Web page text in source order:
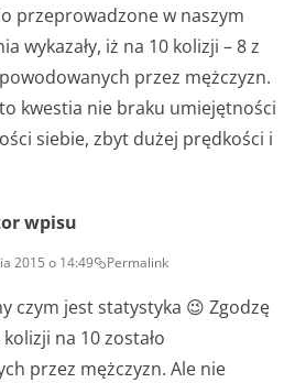
przeprowadzone w naszym
wykazały, iż na 10 kolizji – 8 z
przez mężczyzn.
kwestia nie braku umiejętności
siebie, zbyt dużej prędkości i
wpisu
2015 o 14:49 Permalink
czym jest statystyka 😉 Zgodzę
na 10 zostało
przez mężczyzn. Ale nie